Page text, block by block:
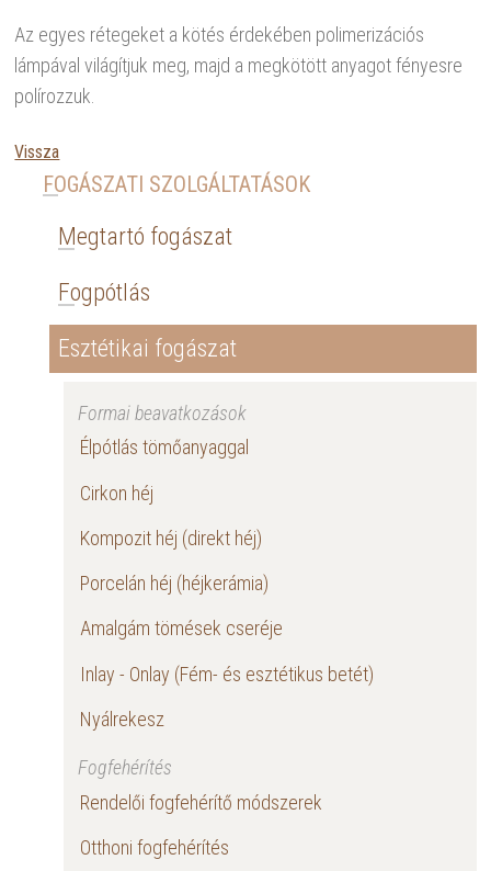
Az egyes rétegeket a kötés érdekében polimerizációs
lámpával világítjuk meg, majd a megkötött anyagot fényesre
polírozzuk.
Vissza
FOGÁSZATI SZOLGÁLTATÁSOK
Megtartó fogászat
Fogpótlás
Esztétikai fogászat
Formai beavatkozások
Élpótlás tömőanyaggal
Cirkon héj
Kompozit héj (direkt héj)
Porcelán héj (héjkerámia)
Amalgám tömések cseréje
Inlay - Onlay (Fém- és esztétikus betét)
Nyálrekesz
Fogfehérítés
Rendelői fogfehérítő módszerek
Otthoni fogfehérítés